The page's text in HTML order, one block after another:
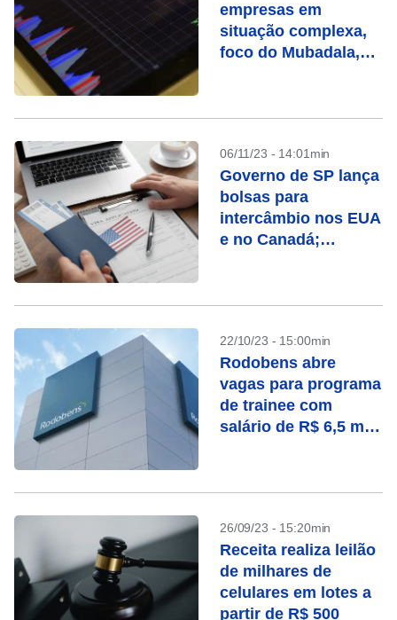
empresas em
situação complexa,
foco do Mubadala,
06/11/23 - 14:01min
Governo de SP lança
bolsas para
intercâmbio nos EUA
e no Canadá;
22/10/23 - 15:00min
Rodobens abre
vagas para programa
de trainee com
salário de R$ 6,5 mil;
26/09/23 - 15:20min
Receita realiza leilão
de milhares de
celulares em lotes a
partir de R$ 500